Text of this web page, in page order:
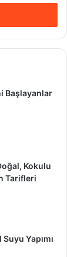
Başlayanlar
Kokulu
Tarifleri
Yapımı